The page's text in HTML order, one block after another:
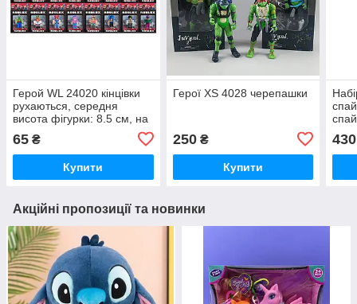
Герой WL 24020 кінцівки
рухаються, середня
висота фігурки: 8.5 см, на
ТІЛЬКИ МІКС ВИДІВ
65 ₴
Купити
Герої XS 4028 черепашки
250₴
Купити
430
Акційні пропозиції та новинки